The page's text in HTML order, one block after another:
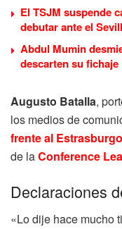
El TSJM suspende
debutar ante el
Abdul Mumin
descarten su fichaje
Augusto Batalla,
los medios de
frente al
de laConference
Declaraciones
«Lo dije hace mucho